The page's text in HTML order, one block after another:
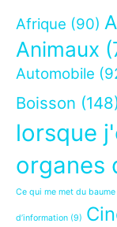
Afrique (90)
Animaux
Automobile
Boisson
lorsque
organes
Ce qui me met du
d’information (9)